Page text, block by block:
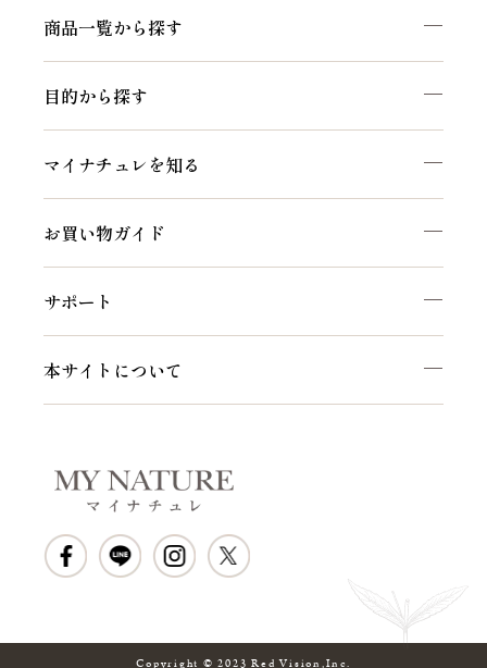
商品一覧から探す
目的から探す
マイナチュレを知る
お買い物ガイド
サポート
本サイトについて
Copyright © 2023 Red Vision,Inc.